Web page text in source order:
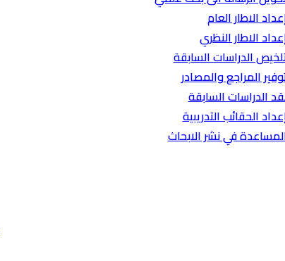
الاطار العام
الاطار النظري
الدراسات السابقة
المراجع والمصادر
الدراسات السابقة
الحقائب التدريبية
في نشر الابحاث